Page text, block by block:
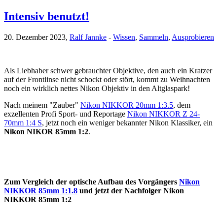
Intensiv benutzt!
20. Dezember 2023, Ralf Jannke - Wissen, Sammeln, Ausprobieren
Als Liebhaber schwer gebrauchter Objektive, den auch ein Kratzer
auf der Frontlinse nicht schockt oder stört, kommt zu Weihnachten
noch ein wirklich nettes Nikon Objektiv in den Altglaspark!
Nach meinem "Zauber" Nikon NIKKOR 20mm 1:3.5, dem
exzellenten Profi Sport- und Reportage Nikon NIKKOR Z 24-
70mm 1:4 S, jetzt noch ein weniger bekannter Nikon Klassiker, ein
Nikon NIKOR 85mm 1:2.
Zum Vergleich der optische Aufbau des Vorgängers Nikon
NIKKOR 85mm 1:1.8 und jetzt der Nachfolger Nikon
NIKKOR 85mm 1:2